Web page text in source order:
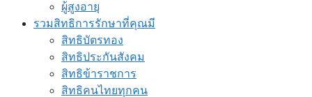
ผู้สูงอายุ
รวมสิทธิการรักษาที่คุณมี
สิทธิบัตรทอง
สิทธิประกันสังคม
สิทธิข้าราชการ
สิทธิคนไทยทุกคน